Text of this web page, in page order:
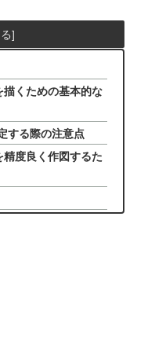
くための基本的な
する際の注意点
度良く作図するた